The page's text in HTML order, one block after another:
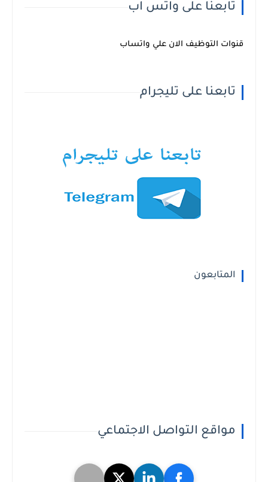
تابعنا على واتس اب
قنوات التوظيف الان علي واتساب
تابعنا على تليجرام
المتابعون
مواقع التواصل الاجتماعي